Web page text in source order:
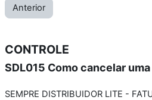
Anterior
CONTROLE
SDL015 Como cancelar
SEMPRE DISTRIBUIDOR LITE -